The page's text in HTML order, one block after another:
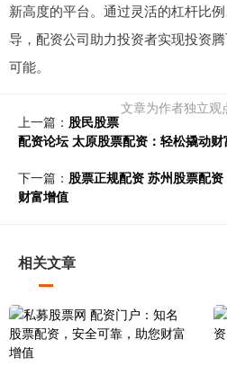
新高度的平台。通过灵活的杠杆比
导，配资公司助力投资者实现投资
可能。
文章为作者独立观
上一篇： 股民股票
配资论坛 太原股票配资：轻松撬动
下一篇： 股票正规配资 苏州股票配
财富增值
相关文章